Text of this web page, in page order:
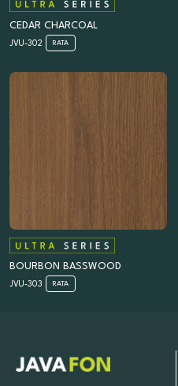
CEDAR CHARCOAL
JVU-302 RATA
BOURBON BASSWOOD
JVU-303 RATA